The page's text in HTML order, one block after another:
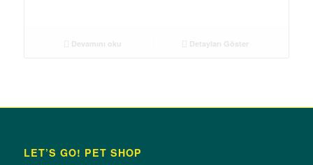
Devamını oku Detayları Göster
LET’S GO! PET SHOP